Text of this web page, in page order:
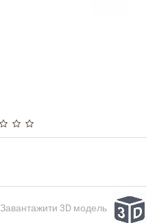
Завантажити 3D модель